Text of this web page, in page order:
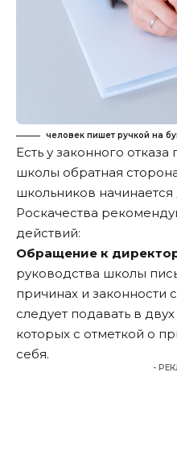
человек пишет ручкой на
Есть у законного
школы обратная
школьников
Роскачества
действий:
Обращение к
руководства школы
причинах и законности
следует подавать в
которых с отметкой о
себя.
-